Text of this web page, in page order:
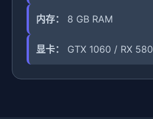
内存： 8 GB RAM
显卡： GTX 1060 / RX 580